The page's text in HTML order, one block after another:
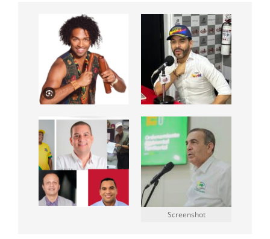
Screenshot